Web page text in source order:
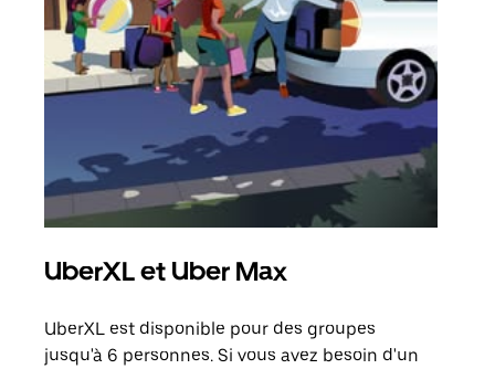
UberXL et Uber Max
UberXL est disponible pour des groupes
jusqu'à 6 personnes. Si vous avez besoin d'un